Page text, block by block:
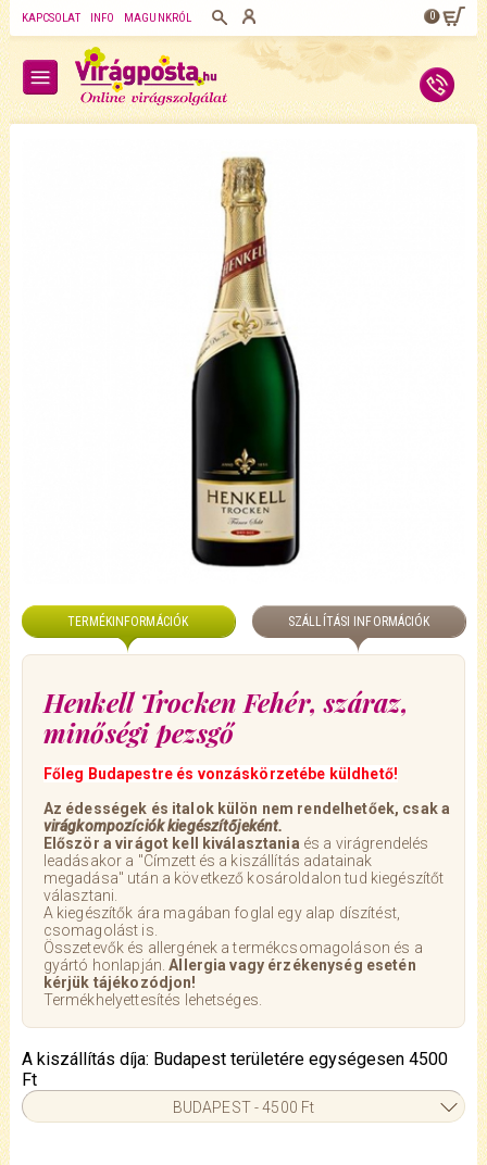
KAPCSOLAT INFO MAGUNKRÓL 0
TERMÉKINFORMÁCIÓK SZÁLLÍTÁSI INFORMÁCIÓK
Henkell Trocken Fehér, száraz,
minőségi pezsgő
Főleg Budapestre és vonzáskörzetébe küldhető!
Az édességek és italok külön nem rendelhetőek, csak a
virágkompozíciók kiegészítőjeként.
Először a virágot kell kiválasztania és a virágrendelés
leadásakor a "Címzett és a kiszállítás adatainak
megadása" után a következő kosároldalon tud kiegészítőt
választani.
A kiegészítők ára magában foglal egy alap díszítést,
csomagolást is.
Összetevők és allergének a termékcsomagoláson és a
gyártó honlapján.Allergia vagy érzékenység esetén
kérjük tájékozódjon!
Termékhelyettesítés lehetséges.
A kiszállítás díja: Budapest területére egységesen 4500
Ft
BUDAPEST - 4500 Ft